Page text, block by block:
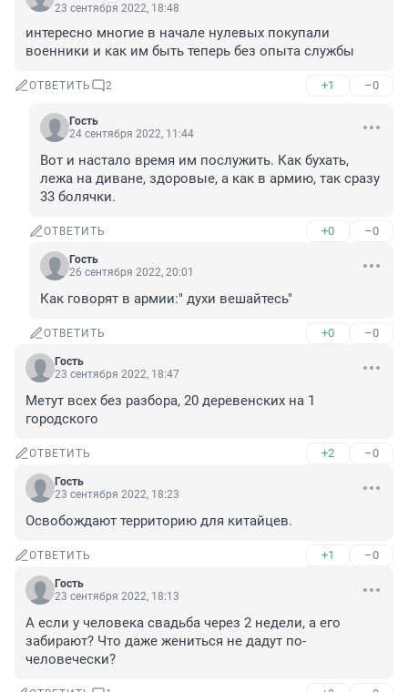
23 сентября 2022, 18:48
интересно многие в начале нулевых покупали
военники и как им быть теперь без опыта службы
ОТВЕТИТЬ 2 +1 –0
Гость
24 сентября 2022, 11:44
Вот и настало время им послужить. Как бухать,
лежа на диване, здоровые, а как в армию, так сразу
33 болячки.
ОТВЕТИТЬ +0 –0
Гость
26 сентября 2022, 20:01
Как говорят в армии:" духи вешайтесь"
ОТВЕТИТЬ +0 –0
Гость
23 сентября 2022, 18:47
Метут всех без разбора, 20 деревенских на 1
городского
ОТВЕТИТЬ +2 –0
Гость
23 сентября 2022, 18:23
Освобождают территорию для китайцев.
ОТВЕТИТЬ +1 –0
Гость
23 сентября 2022, 18:13
А если у человека свадьба через 2 недели, а его
забирают? Что даже жениться не дадут по-
человечески?